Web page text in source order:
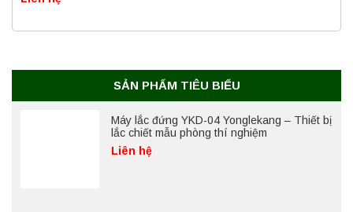
SẢN PHẨM TIÊU BIỂU
Máy ly tâm tốc độ cao để bàn YTG18G
Liên hệ
Máy lắc đứng YKD-04 Yonglekang – Thiết bị
lắc chiết mẫu phòng thí nghiệm
Liên hệ